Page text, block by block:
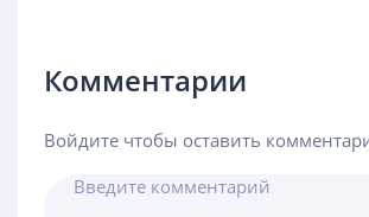
Комментарии
Войдите чтобы оставить